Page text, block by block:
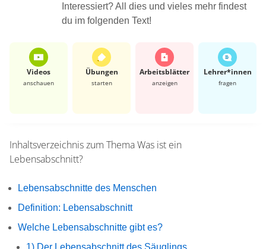
Interessiert? All dies und vieles mehr findest
du im folgenden Text!
Videos
anschauen
Übungen
starten
Arbeits­blätter
anzeigen
Lehrer*​innen
fragen
Inhaltsverzeichnis zum ThemaWas ist ein
Lebensabschnitt?
Lebensabschnitte des Menschen
Definition: Lebensabschnitt
Welche Lebensabschnitte gibt es?
1) Der Lebensabschnitt des Säuglings